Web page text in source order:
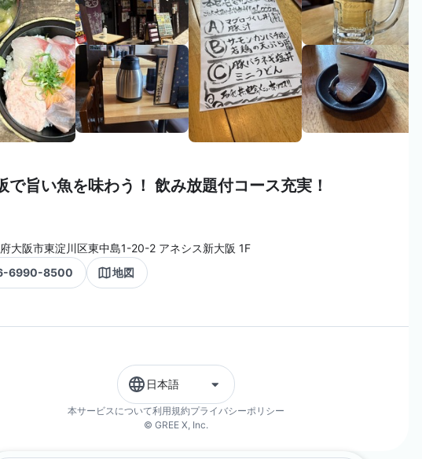
で旨い魚を味わう！ 飲み放題付コース充実！
大阪市東淀川区東中島1-20-2 アネシス新大阪 1F
6990-8500
地図
日本語
本サービスについて利用規約プライバシーポリシー
© GREE X, Inc.